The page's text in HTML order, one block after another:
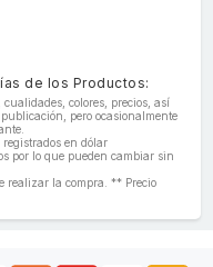
de los Productos:
colores, precios, así
pero ocasionalmente
en dólar
por lo que pueden cambiar sin
realizar la compra. ** Precio